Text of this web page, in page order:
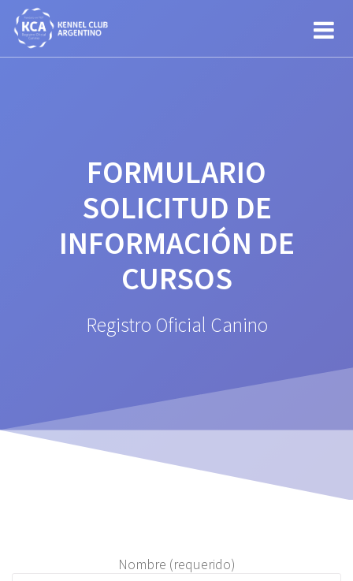
FORMULARIO
SOLICITUD DE
INFORMACIÓN DE
CURSOS
Registro Oficial Canino
Nombre (requerido)